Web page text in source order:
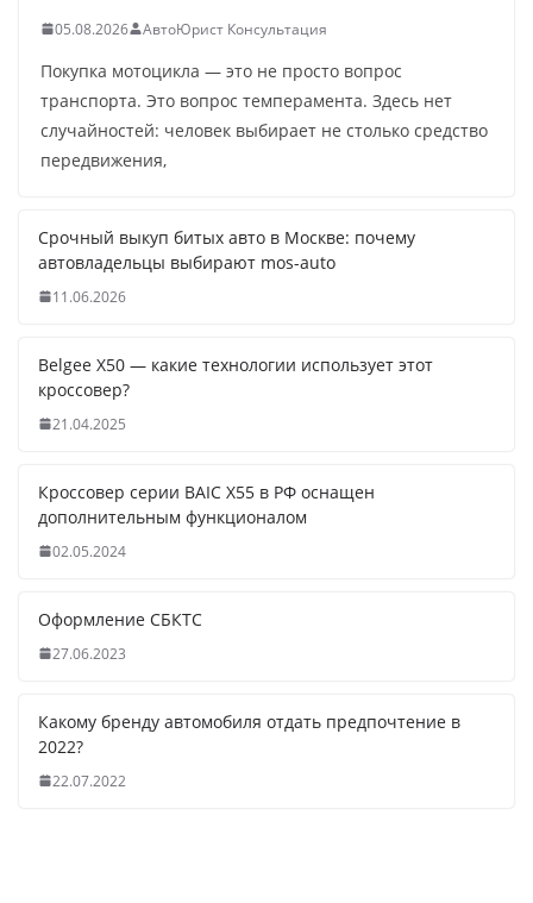
05.08.2026 АвтоЮрист Консультация
Покупка мотоцикла — это не просто вопрос
транспорта. Это вопрос темперамента. Здесь нет
случайностей: человек выбирает не столько средство
передвижения,
Срочный выкуп битых авто в Москве: почему
автовладельцы выбирают mos-auto
11.06.2026
Belgee X50 — какие технологии использует этот
кроссовер?
21.04.2025
Кроссовер серии BAIC X55 в РФ оснащен
дополнительным функционалом
02.05.2024
Оформление СБКТС
27.06.2023
Какому бренду автомобиля отдать предпочтение в
2022?
22.07.2022